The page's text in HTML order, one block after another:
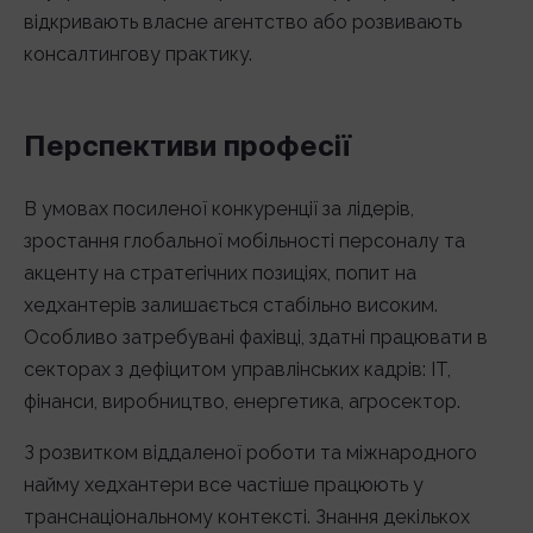
відкривають власне агентство або розвивають
консалтингову практику.
Перспективи професії
В умовах посиленої конкуренції за лідерів,
зростання глобальної мобільності персоналу та
акценту на стратегічних позиціях, попит на
хедхантерів залишається стабільно високим.
Особливо затребувані фахівці, здатні працювати в
секторах з дефіцитом управлінських кадрів: IT,
фінанси, виробництво, енергетика, агросектор.
З розвитком віддаленої роботи та міжнародного
найму хедхантери все частіше працюють у
транснаціональному контексті. Знання декількох